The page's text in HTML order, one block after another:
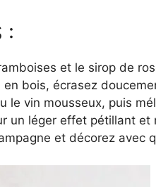
:
et le sirop de
bois, écrasez
le vin mousseux, puis
un léger effet pétillant
et décorez